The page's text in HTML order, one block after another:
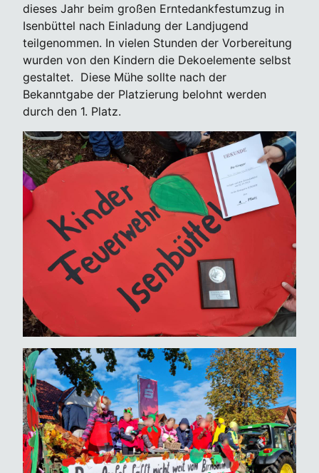
dieses Jahr beim großen Erntedankfestumzug in
Isenbüttel nach Einladung der Landjugend
teilgenommen. In vielen Stunden der Vorbereitung
wurden von den Kindern die Dekoelemente selbst
gestaltet. Diese Mühe sollte nach der
Bekanntgabe der Platzierung belohnt werden
durch den 1. Platz.